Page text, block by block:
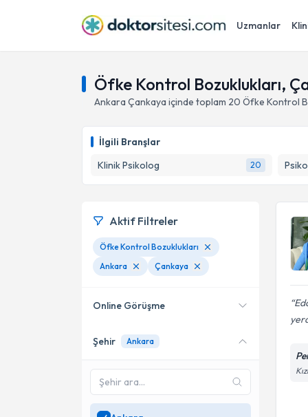
Uzmanlar
Öfke Kontrol Bozuklukları,
Ankara Çankaya içinde toplam 20 Öfke Kontrol
İlgili Branşlar
Klinik Psikolog
20
Aktif Filtreler
Öfke Kontrol Bozuklukları
Ankara
Çankaya
Online Görüşme
Online danışmanlık sunan
SadeceAnkara
uzman ara
Şehir Ankara